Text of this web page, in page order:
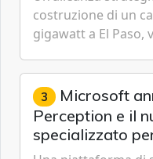
costruzione di un
gigawatt a El Paso,
artificiale
3 Microsoft
Perception e il
specializzato